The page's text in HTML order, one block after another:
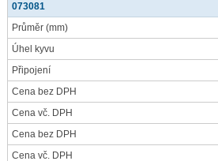
073081
Průměr (mm)
Úhel kyvu
Připojení
Cena bez DPH
Cena vč. DPH
Cena bez DPH
Cena vč. DPH